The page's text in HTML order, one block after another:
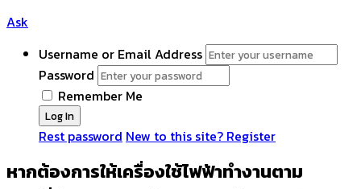
Ask
Username or Email Address
Password
Remember Me
Rest password New to this site? Register
หากต้องการให้เครื่องใช้ไฟฟ้าทำงานตาม